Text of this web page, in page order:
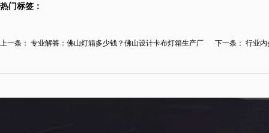
热门标签：
上一条： 专业解答：佛山灯箱多少钱？佛山设计卡布灯箱生产厂
下一条： 行业内